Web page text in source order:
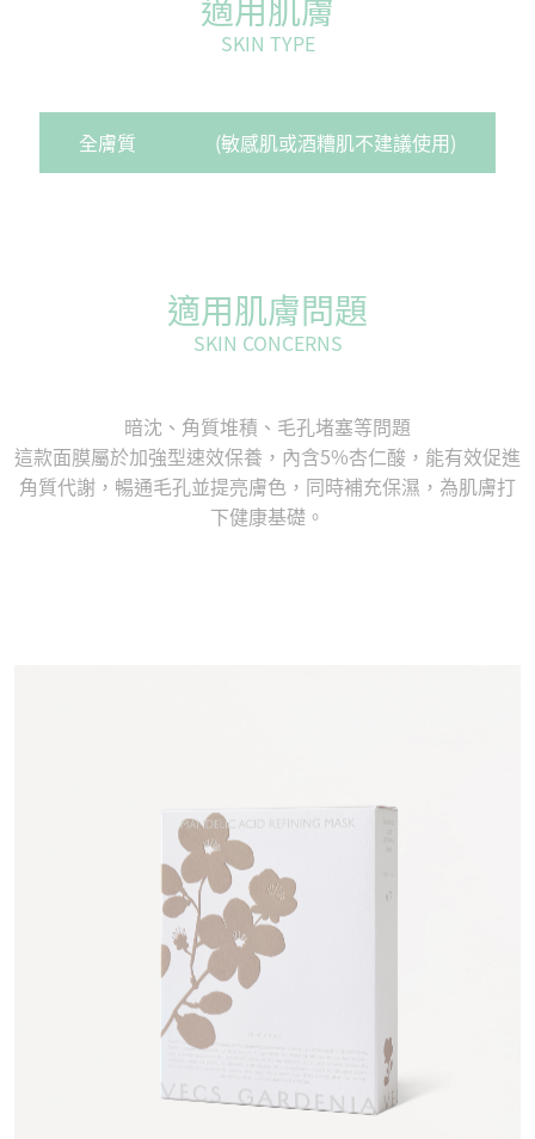
SKIN TYPE
全膚質 (敏感肌或酒糟肌不建議使用)
適用肌膚問題
SKIN CONCERNS
暗沈、角質堆積、毛孔堵塞等問題
這款面膜屬於加強型速效保養，內含5%杏仁酸，能有效促進
角質代謝，暢通毛孔並提亮膚色，同時補充保濕，為肌膚打
下健康基礎。